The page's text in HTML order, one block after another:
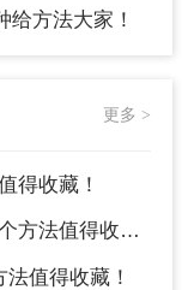
给方法大家！
更多 >
得收藏！
法值得收藏！
值得收藏！